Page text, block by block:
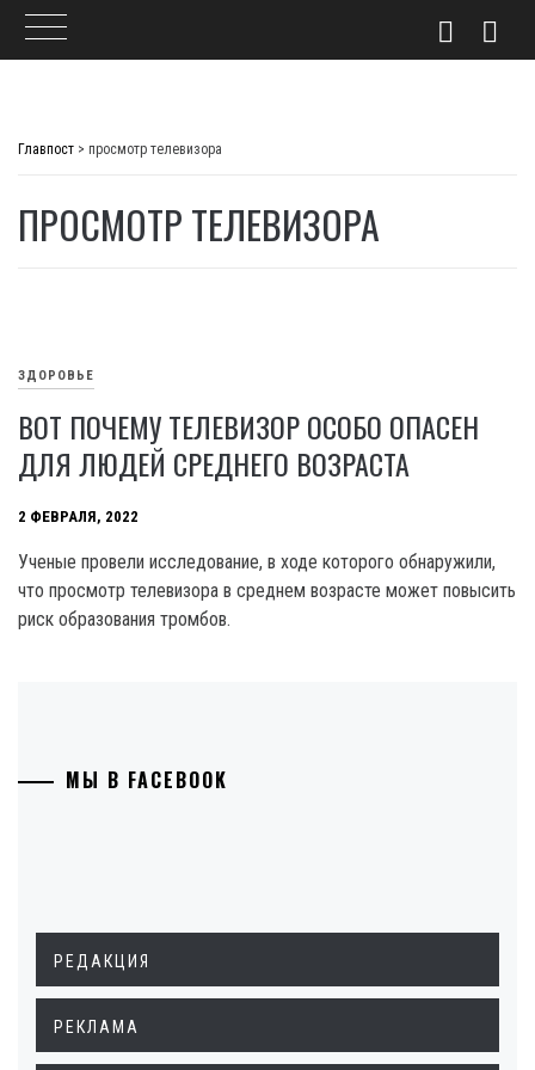
Главпост > просмотр телевизора
ПРОСМОТР ТЕЛЕВИЗОРА
ЗДОРОВЬЕ
ВОТ ПОЧЕМУ ТЕЛЕВИЗОР ОСОБО ОПАСЕН
ДЛЯ ЛЮДЕЙ СРЕДНЕГО ВОЗРАСТА
2 ФЕВРАЛЯ, 2022
Ученые провели исследование, в ходе которого обнаружили,
что просмотр телевизора в среднем возрасте может повысить
риск образования тромбов.
МЫ В FACEBOOK
РЕДАКЦИЯ
РЕКЛАМА